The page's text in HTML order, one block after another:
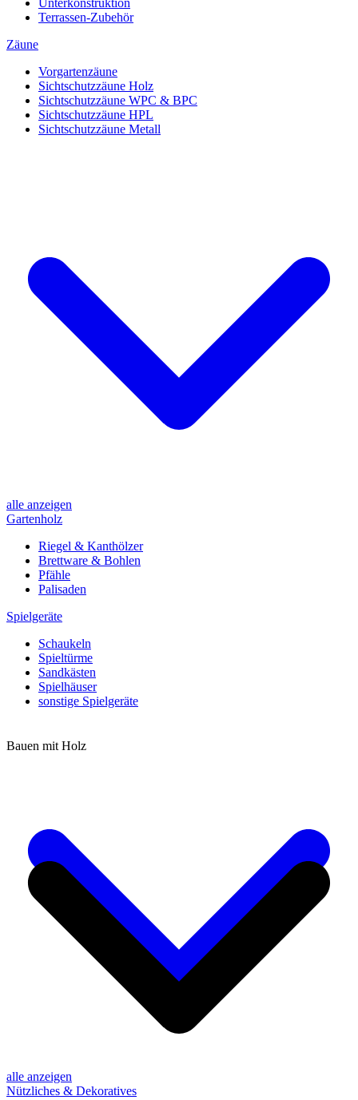
Unterkonstruktion
Terrassen-Zubehör
Zäune
Vorgartenzäune
Sichtschutzzäune Holz
Sichtschutzzäune WPC & BPC
Sichtschutzzäune HPL
Sichtschutzzäune Metall
alle anzeigen
Gartenholz
Riegel & Kanthölzer
Brettware & Bohlen
Pfähle
Palisaden
Spielgeräte
Schaukeln
Spieltürme
Sandkästen
Spielhäuser
sonstige Spielgeräte
alle anzeigen
Nützliches & Dekoratives
Bauen mit Holz